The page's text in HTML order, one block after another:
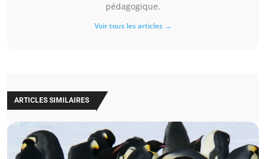
pédagogique.
Voir tous les articles →
ARTICLES SIMILAIRES